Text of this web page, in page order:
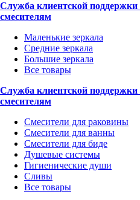
Служба клиентской поддержки
смесителям
Маленькие зеркала
Средние зеркала
Большие зеркала
Все товары
Служба клиентской поддержки
смесителям
Смесители для раковины
Смесители для ванны
Смесители для биде
Душевые системы
Гигиенические души
Сливы
Все товары